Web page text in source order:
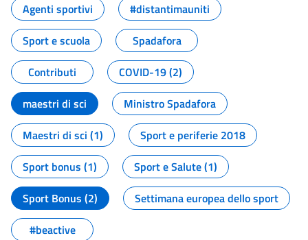
Agenti sportivi
#distantimauniti
Sport e scuola
Spadafora
Contributi
COVID-19 (2)
maestri di sci
Ministro Spadafora
Maestri di sci (1)
Sport e periferie 2018
Sport bonus (1)
Sport e Salute (1)
Sport Bonus (2)
Settimana europea dello sport
#beactive